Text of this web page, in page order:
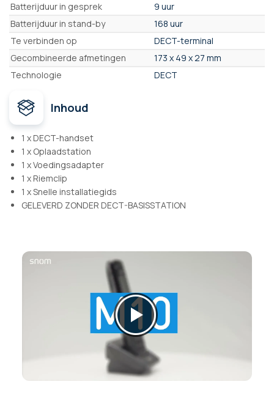
Batterijduur in gesprek
9 uur
Batterijduur in stand-by
168 uur
Te verbinden op
DECT-terminal
Gecombineerde afmetingen
173 x 49 x 27 mm
Technologie
DECT
Inhoud
1 x DECT-handset
1 x Oplaadstation
1 x Voedingsadapter
1 x Riemclip
1 x Snelle installatiegids
GELEVERD ZONDER DECT-BASISSTATION